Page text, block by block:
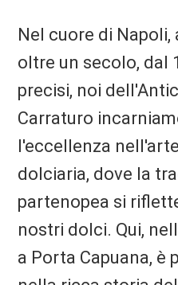
Nel cuore di Napoli,
oltre un secolo, dal
precisi, noi
Carraturo
l'eccellenza
dolciaria, dove la
partenopea si
nostri dolci. Qui,
a Porta Capuana, è